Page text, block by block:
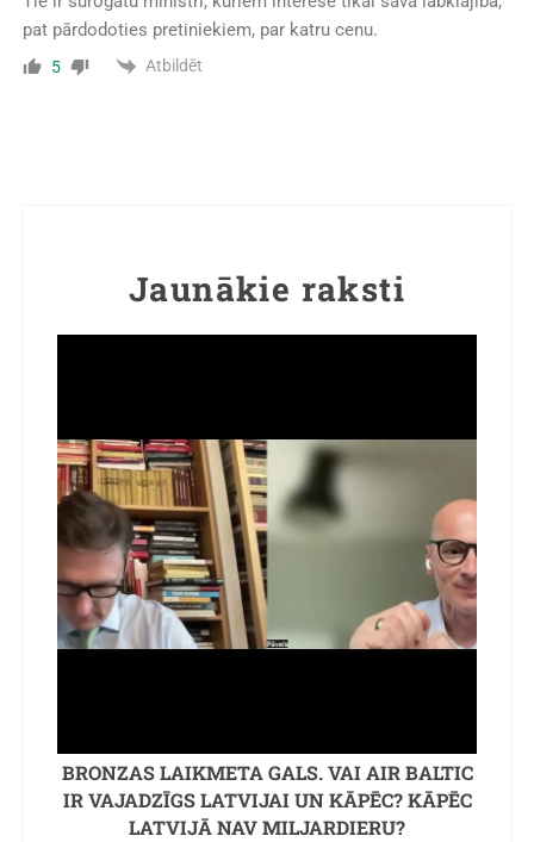
pat pārdodoties pretiniekiem, par katru cenu.
5 Atbildēt
Jaunākie raksti
BRONZAS LAIKMETA GALS. VAI AIR BALTIC
IR VAJADZĪGS LATVIJAI UN KĀPĒC? KĀPĒC
LATVIJĀ NAV MILJARDIERU?